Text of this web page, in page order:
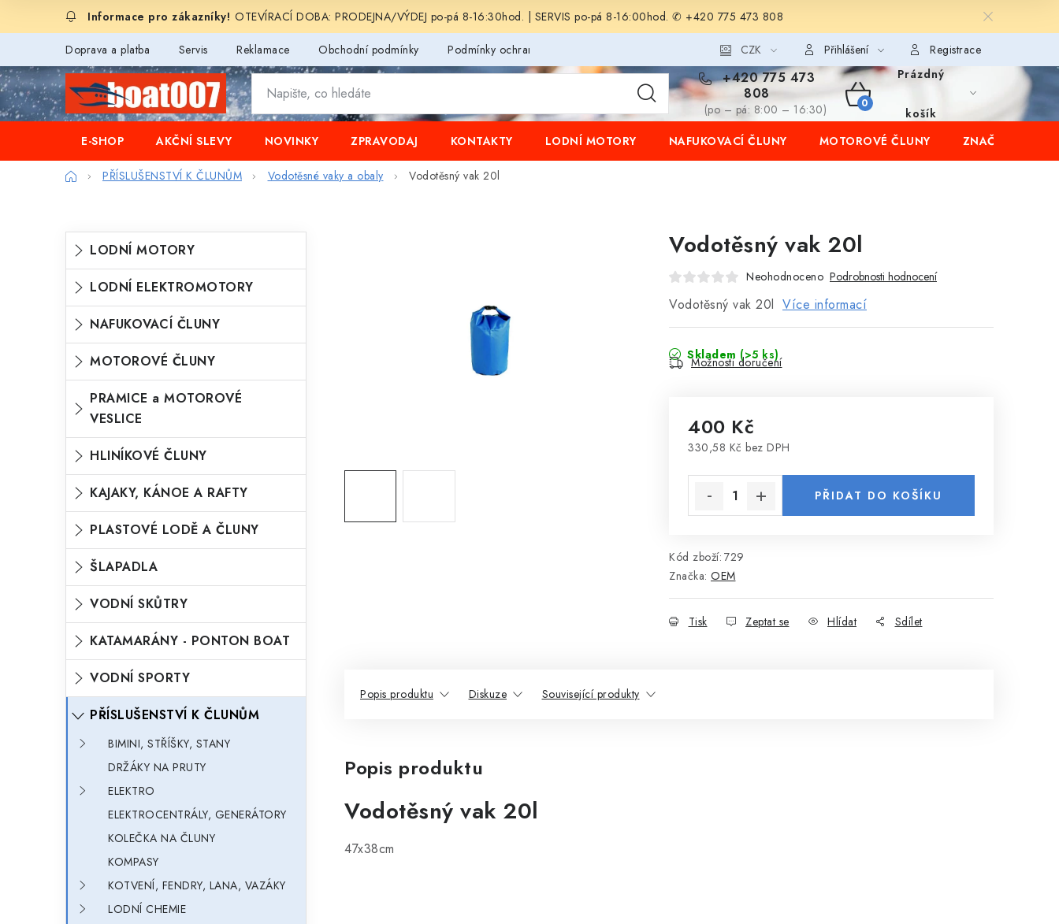
OTEVÍRACÍ DOBA: PRODEJNA/VÝDEJ po-pá 8-16:30hod. | SERVIS po-pá 8-16:00hod. ✆ +420 775 473 808
Doprava a platba Servis Reklamace Obchodní podmínky Podmínky ochrany osobních údajů CZK Přihlášení Registrace
+420 775 473
808
(po – pá: 8:00 – 16:30)
NÁKUPNÍ
KOŠÍK
Prázdný
košík
E-SHOP
AKČNÍ SLEVY NOVINKY ZPRAVODAJ KONTAKTY LODNÍ MOTORY NAFUKOVACÍ ČLUNY MOTOROVÉ ČLUNY ZNAČKY
DomůPŘÍSLUŠENSTVÍ K ČLUNŮM Vodotěsné vaky a obaly Vodotěsný vak 20l
P
o
t
a
n
n
p
a
n
e
Přeskočit
kategorie
K
a
e
g
o
e
LODNÍ MOTORY
LODNÍ ELEKTROMOTORY
NAFUKOVACÍ ČLUNY
MOTOROVÉ ČLUNY
PRAMICE a MOTOROVÉ
VESLICE
HLINÍKOVÉ ČLUNY
KAJAKY, KÁNOE A RAFTY
PLASTOVÉ LODĚ A ČLUNY
ŠLAPADLA
VODNÍ SKŮTRY
KATAMARÁNY - PONTON BOAT
VODNÍ SPORTY
PŘÍSLUŠENSTVÍ K ČLUNŮM
BIMINI, STŘÍŠKY, STANY
DRŽÁKY NA PRUTY
ELEKTRO
ELEKTROCENTRÁLY, GENERÁTORY
KOLEČKA NA ČLUNY
KOMPASY
KOTVENÍ, FENDRY, LANA, VAZÁKY
LODNÍ CHEMIE
Vodotěsný vak 20l
Neohodnoceno Podrobnosti hodnocení
Vodotěsný vak 20l Více informací
Skladem (>5 ks)
Možnosti doručení
400 Kč
330,58 Kč bez DPH
PŘIDAT DO KOŠÍKU
Kód zboží: 729
Značka: OEM
Tisk Zeptat se Hlídat Sdílet
Popis produktu Diskuze Související produkty
Popis produktu
Vodotěsný vak 20l
47x38cm